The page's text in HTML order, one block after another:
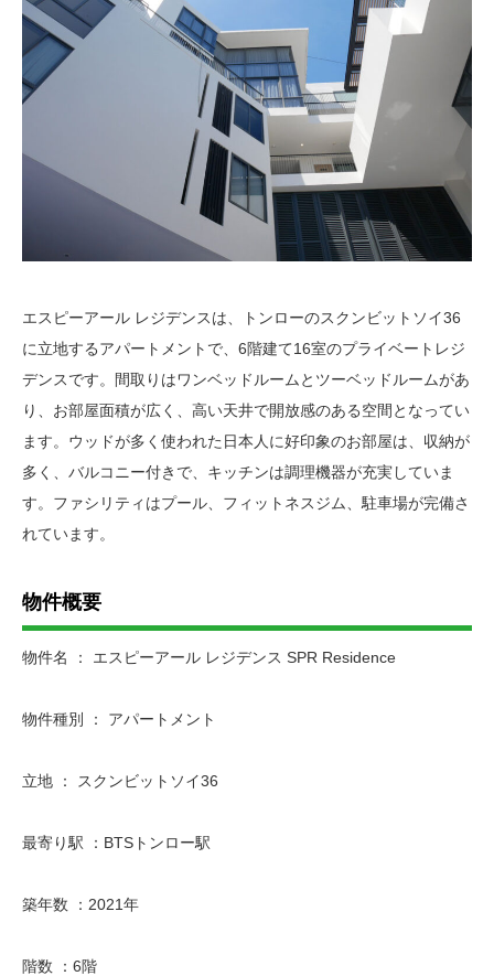
エスピーアール レジデンスは、トンローのスクンビットソイ36
に立地するアパートメントで、6階建て16室のプライベートレジ
デンスです。間取りはワンベッドルームとツーベッドルームがあ
り、お部屋面積が広く、高い天井で開放感のある空間となってい
ます。ウッドが多く使われた日本人に好印象のお部屋は、収納が
多く、バルコニー付きで、キッチンは調理機器が充実していま
す。ファシリティはプール、フィットネスジム、駐車場が完備さ
れています。
物件概要
物件名 ： エスピーアール レジデンス SPR Residence
物件種別 ： アパートメント
立地 ： スクンビットソイ36
最寄り駅 ：BTSトンロー駅
築年数 ：2021年
階数 ：6階